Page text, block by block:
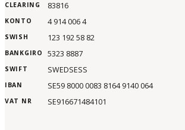
CLEARING 83816
KONTO 4 914 006 4
SWISH 123 192 58 82
BANKGIRO 5323 8887
SWIFT SWEDSESS
IBAN SE59 8000 0083 8164 9140 064
VAT NR SE916671484101